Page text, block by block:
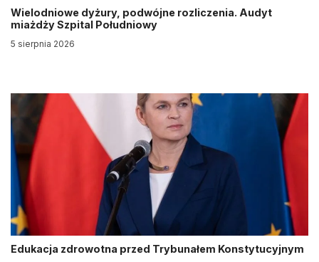
Wielodniowe dyżury, podwójne rozliczenia. Audyt
miażdży Szpital Południowy
5 sierpnia 2026
Edukacja zdrowotna przed Trybunałem Konstytucyjnym